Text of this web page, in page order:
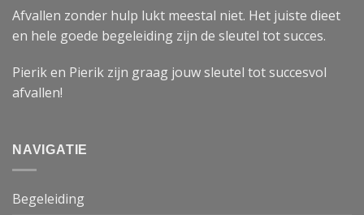
Afvallen zonder hulp lukt meestal niet. Het juiste dieet
en hele goede begeleiding zijn de sleutel tot succes.
Pierik en Pierik zijn graag jouw sleutel tot succesvol
afvallen!
NAVIGATIE
Begeleiding